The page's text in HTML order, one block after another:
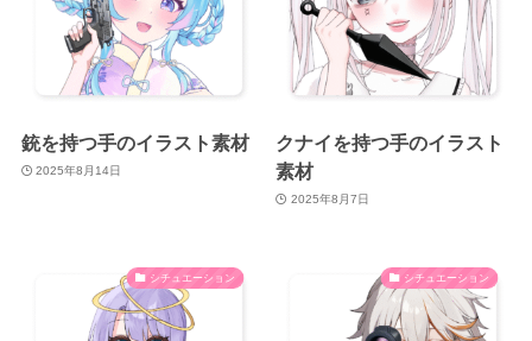
銃を持つ手のイラスト素材
2025年8月14日
クナイを持つ手のイラスト
素材
2025年8月7日
シチュエーション シチュエーション